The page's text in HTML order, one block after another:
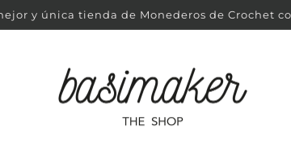
y única tienda de Monederos de Crochet